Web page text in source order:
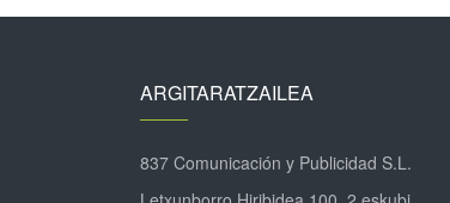
ARGITARATZAILEA
837 Comunicación y Publicidad S.L.